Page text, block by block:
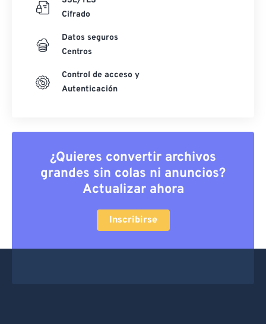
Cifrado
Datos seguros
Centros
Control de acceso y
Autenticación
¿Quieres convertir archivos
grandes sin colas ni anuncios?
Actualizar ahora
Inscribirse